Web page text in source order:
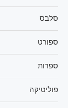
סלבס
ספורט
ספרות
פוליטיקה